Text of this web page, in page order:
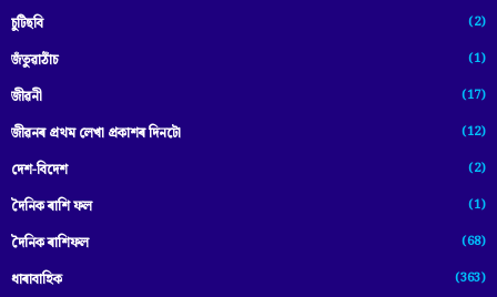
চুটিছবি (2)
জঁতুৱাঠাঁচ (1)
জীৱনী (17)
জীৱনৰ প্ৰথম লেখা প্ৰকাশৰ দিনটো (12)
দেশ-বিদেশ (2)
দৈনিক ৰাশি ফল (1)
দৈনিক ৰাশিফল (68)
ধাৰাবাহিক (363)